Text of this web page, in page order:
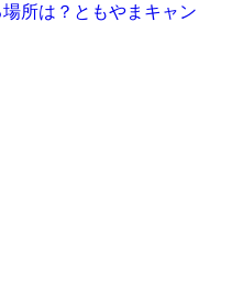
所は？ともやまキャン